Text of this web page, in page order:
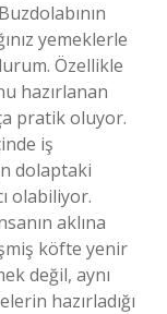
yemeklerle
Özellikle
hazırlanan
pratik oluyor.
iş
dolaptaki
olabiliyor.
aklına
köfte yenir
değil, aynı
hazırladığı